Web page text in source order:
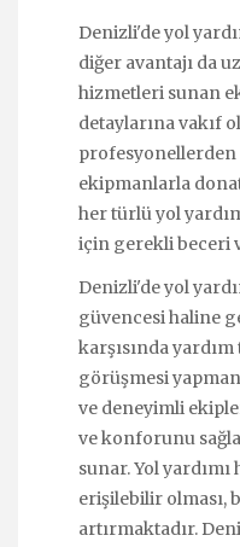
Denizli'de yol
diğer avantajı da
hizmetleri sunan
detaylarına vakıf
profesyonellerden
ekipmanlarla
her türlü yol
için gerekli beceri
Denizli'de yol
güvencesi haline
karşısında
görüşmesi
ve deneyimli
ve konforunu
sunar. Yol
erişilebilir olması,
artırmaktadır.